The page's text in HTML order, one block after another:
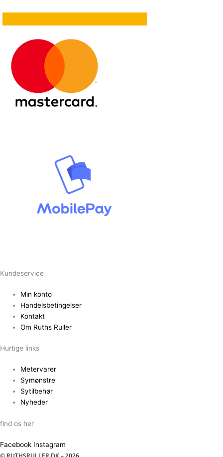
Kundeservice
Min konto
Handelsbetingelser
Kontakt
Om Ruths Ruller
Hurtige links
Metervarer
Symønstre
Sytilbehør
Nyheder
find os her
Facebook Instagram